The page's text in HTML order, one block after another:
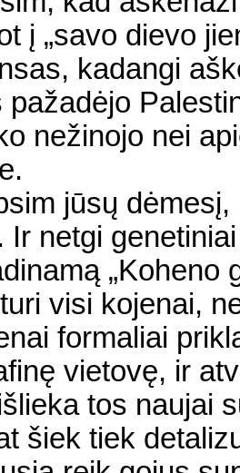
į „savo dievo
kadangi
pažadėjo
nežinojo nei
jūsų
Ir netgi
„Koheno
visi kojenai,
formaliai
vietovę, ir
tos naujai
šiek tiek